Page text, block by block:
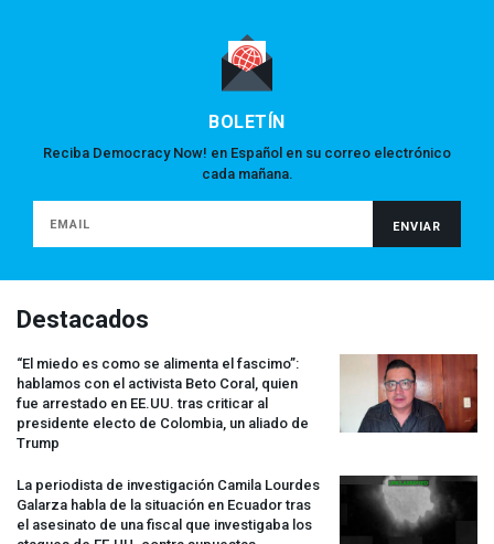
BOLETÍN
Reciba Democracy Now! en Español en su correo electrónico
cada mañana.
Destacados
“El miedo es como se alimenta el fascimo”:
hablamos con el activista Beto Coral, quien
fue arrestado en EE.UU. tras criticar al
presidente electo de Colombia, un aliado de
Trump
La periodista de investigación Camila Lourdes
Galarza habla de la situación en Ecuador tras
el asesinato de una fiscal que investigaba los